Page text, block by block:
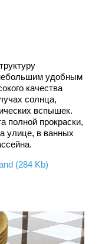
удобным
качества
солнца,
вспышек.
полной прокраски,
улице, в ванных
(284 Kb)